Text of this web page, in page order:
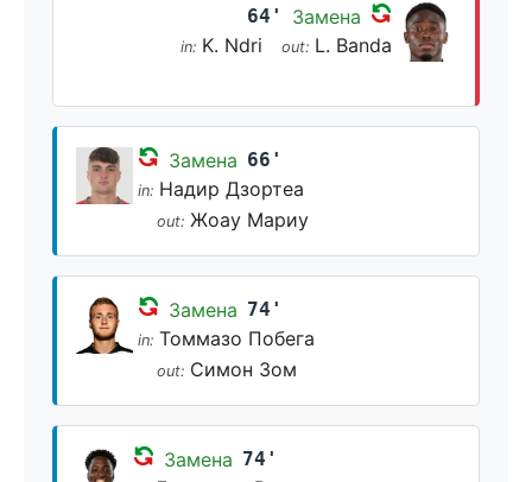
64' Замена
in: K. Ndri out: L. Banda
Замена 66'
in: Надир Дзортеа
out: Жоау Мариу
Замена 74'
in: Томмазо Побега
out: Симон Зом
Замена 74'